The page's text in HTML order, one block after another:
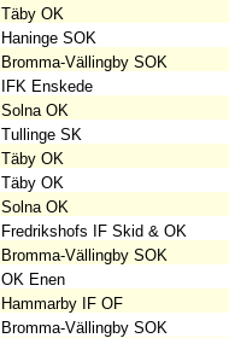
Täby OK
Haninge SOK
Bromma-Vällingby SOK
IFK Enskede
Solna OK
Tullinge SK
Täby OK
Täby OK
Solna OK
Fredrikshofs IF Skid & OK
Bromma-Vällingby SOK
OK Enen
Hammarby IF OF
Bromma-Vällingby SOK